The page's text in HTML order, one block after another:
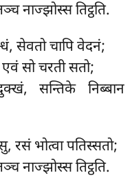
नाज्झोस्स तिट्ठति.
सेवतो चापि वेदनं;
सो चरती सतो;
सन्तिके निब्बान
रसं भोत्वा पतिस्सतो;
नाज्झोस्स तिट्ठति.